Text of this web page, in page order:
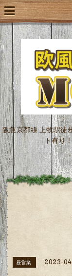
阪急京都線 上牧駅徒
ト有り
昼営業 2023-